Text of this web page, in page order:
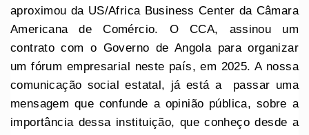
aproximou da US/Africa Business Center da Câmara
Americana de Comércio. O CCA, assinou um
contrato com o Governo de Angola para organizar
um fórum empresarial neste país, em 2025. A nossa
comunicação social estatal, já está a passar uma
mensagem que confunde a opinião pública, sobre a
importância dessa instituição, que conheço desde a